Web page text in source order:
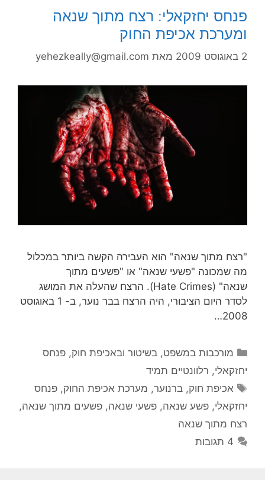
פנחס יחזקאלי: רצח מתוך שנאה
ומערכת אכיפת החוק
2 באוגוסט 2009 מאת yehezkeally@gmail.com
"רצח מתוך שנאה" הוא העבירה הקשה ביותר במכלול
מה שמכונה "פשעי שנאה" או "פשעים מתוך
שנאה" (Hate Crimes). הרצח שהעלה את המושג
לסדר היום הציבורי, היה הרצח בבר נוער, ב- 1 באוגוסט
2008…
קטגוריות
מורכבות במשפט, בשיטור ובאכיפת חוק,פנחס
יחזקאלי, רלוונטיים תמיד
תגיות
אכיפת חוק,ברנוער, מערכת אכיפת החוק,פנחס
יחזקאלי, פשע שנאה, פשעי שנאה, פשעים מתוך שנאה,
רצח מתוך שנאה
4 תגובות